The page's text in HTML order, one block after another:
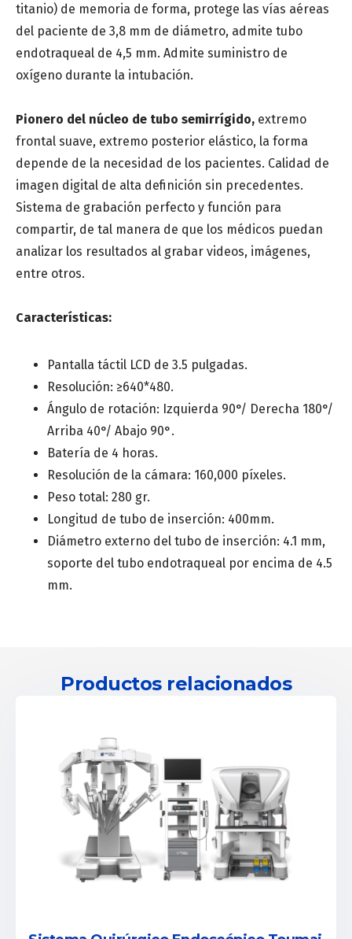
Correo*
Provincia *
Especialidad médica
Mensaje
titanio) de memoria de forma, protege las vías aéreas
del paciente de 3,8 mm de diámetro, admite tubo
endotraqueal de 4,5 mm. Admite suministro de
oxígeno durante la intubación.
Pionero del núcleo de tubo semirrígido, extremo
frontal suave, extremo posterior elástico, la forma
depende de la necesidad de los pacientes. Calidad de
imagen digital de alta definición sin precedentes.
Sistema de grabación perfecto y función para
compartir, de tal manera de que los médicos puedan
analizar los resultados al grabar videos, imágenes,
entre otros.
Características:
Pantalla táctil LCD de 3.5 pulgadas.
Resolución: ≥640*480.
Ángulo de rotación: Izquierda 90°/ Derecha 180°/
Arriba 40°/ Abajo 90°.
Batería de 4 horas.
Resolución de la cámara: 160,000 píxeles.
Peso total: 280 gr.
Longitud de tubo de inserción: 400mm.
Diámetro externo del tubo de inserción: 4.1 mm,
soporte del tubo endotraqueal por encima de 4.5
mm.
Productos relacionados